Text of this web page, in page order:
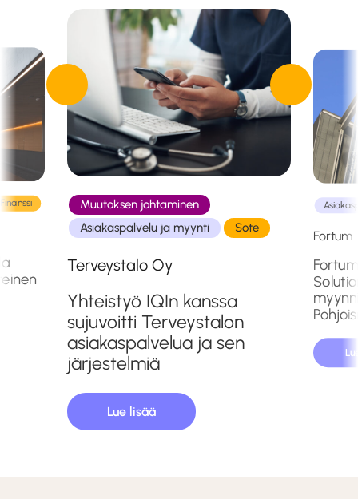
Finanssi
Muutoksen johtaminen
Asiakaspalvelu ja myynti
Sote
Terveystalo Oy
Yhteistyö IQIn kanssa
sujuvoitti Terveystalon
asiakaspalvelua ja sen
järjestelmiä
Lue lisää
Fortum